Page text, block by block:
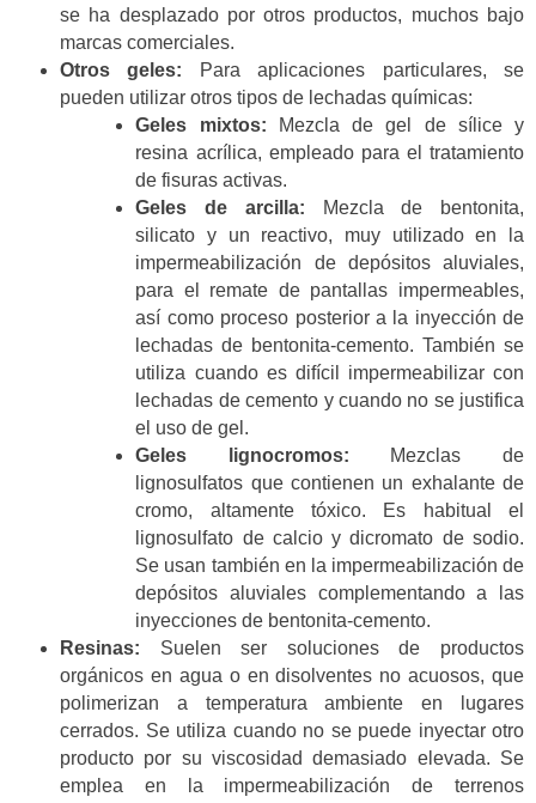
se ha desplazado por otros productos, muchos bajo
marcas comerciales.
Otros geles:
Para aplicaciones particulares, se
pueden utilizar otros tipos de lechadas químicas:
Geles mixtos:
Mezcla de gel de sílice y
resina acrílica, empleado para el tratamiento
de fisuras activas.
Geles de arcilla: Mezcla de bentonita,
silicato y un reactivo, muy utilizado en la
impermeabilización de depósitos aluviales,
para el remate de pantallas impermeables,
así como proceso posterior a la inyección de
lechadas de bentonita-cemento. También se
utiliza cuando es difícil impermeabilizar con
lechadas de cemento y cuando no se justifica
el uso de gel.
Geles lignocromos: Mezclas de
lignosulfatos que contienen un exhalante de
cromo, altamente tóxico. Es habitual el
lignosulfato de calcio y dicromato de sodio.
Se usan también en la impermeabilización de
depósitos aluviales complementando a las
inyecciones de bentonita-cemento.
Resinas: Suelen ser soluciones de productos
orgánicos en agua o en disolventes no acuosos, que
polimerizan a temperatura ambiente en lugares
cerrados. Se utiliza cuando no se puede inyectar otro
producto por su viscosidad demasiado elevada. Se
emplea en la impermeabilización de terrenos